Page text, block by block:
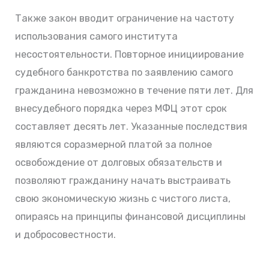
Также закон вводит ограничение на частоту
использования самого института
несостоятельности. Повторное инициирование
судебного банкротства по заявлению самого
гражданина невозможно в течение пяти лет. Для
внесудебного порядка через МФЦ этот срок
составляет десять лет. Указанные последствия
являются соразмерной платой за полное
освобождение от долговых обязательств и
позволяют гражданину начать выстраивать
свою экономическую жизнь с чистого листа,
опираясь на принципы финансовой дисциплины
и добросовестности.